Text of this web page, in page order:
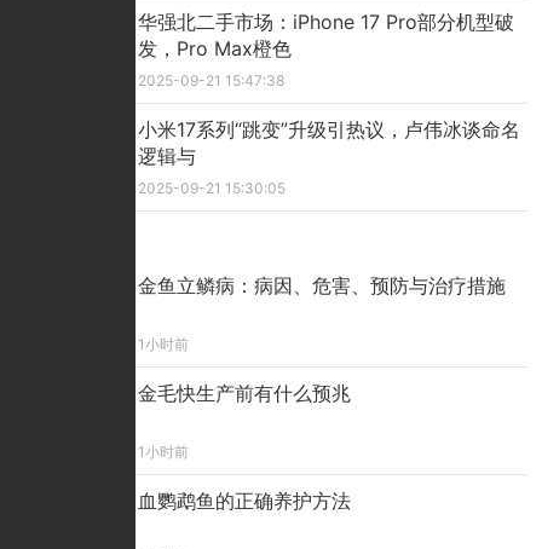
华强北二手市场：iPhone 17 Pro部分机型破
发，Pro Max橙色
2025-09-21 15:47:38
小米17系列“跳变”升级引热议，卢伟冰谈命名
逻辑与
2025-09-21 15:30:05
金鱼立鳞病：病因、危害、预防与治疗措施
1小时前
金毛快生产前有什么预兆
1小时前
血鹦鹉鱼的正确养护方法